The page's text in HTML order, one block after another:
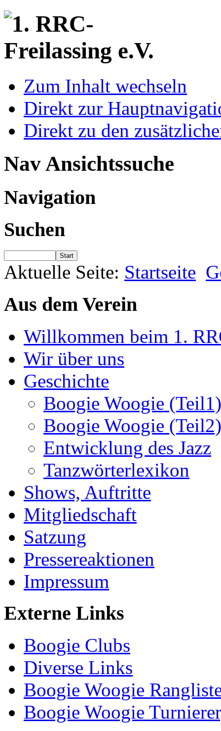
Zum Inhalt wechseln
Direkt zur
Direkt zu den
Nav Ansichtssuche
Navigation
Suchen
Start
Aktuelle Seite: Startseite
Aus dem Verein
Willkommen beim 1.
Wir über uns
Geschichte
Boogie Woogie (Teil1)
Boogie Woogie (Teil2)
Entwicklung des Jazz
Tanzwörterlexikon
Shows, Auftritte
Mitgliedschaft
Satzung
Pressereaktionen
Impressum
Externe Links
Boogie Clubs
Diverse Links
Boogie Woogie
Boogie Woogie